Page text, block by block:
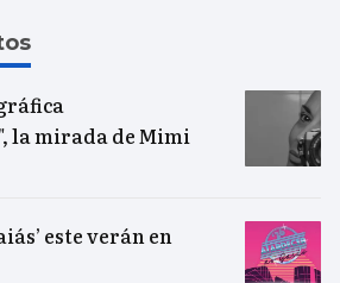
la mirada de Mimi
este verán en